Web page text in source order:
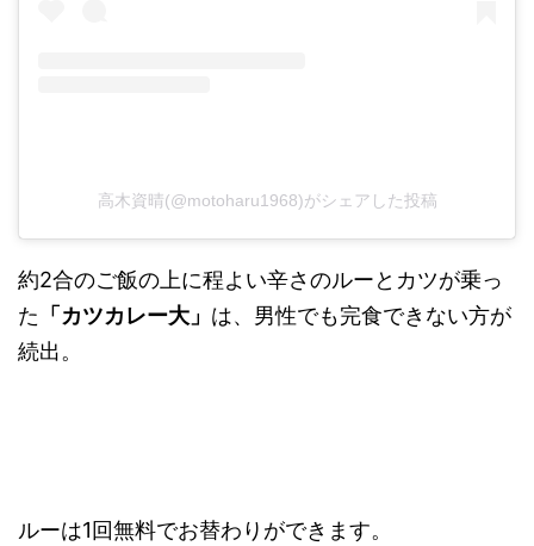
高木資晴(@motoharu1968)がシェアした投稿
約2合のご飯の上に程よい辛さのルーとカツが乗っ
た 「カツカレー大」 は、男性でも完食できない方が
続出。
ルーは1回無料でお替わりができます。